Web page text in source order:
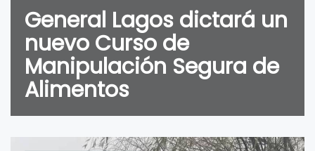
General Lagos dictará un
nuevo Curso de
Manipulación Segura de
Alimentos